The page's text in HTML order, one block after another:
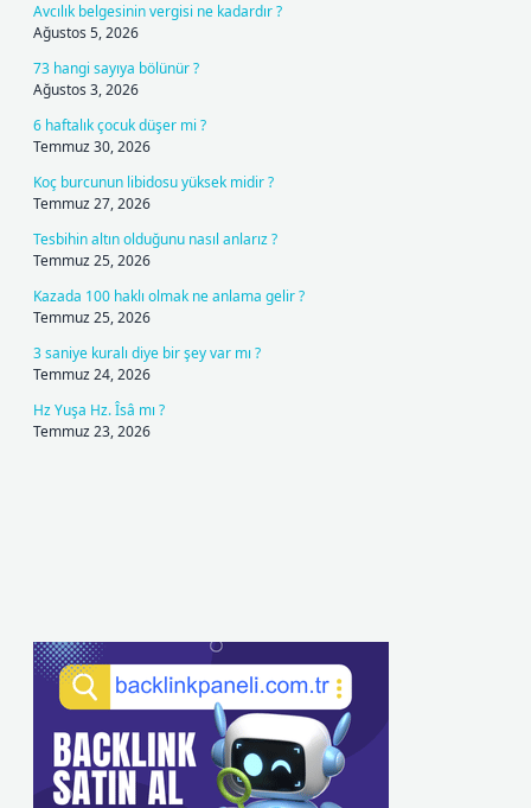
Avcılık belgesinin vergisi ne kadardır ?
Ağustos 5, 2026
73 hangi sayıya bölünür ?
Ağustos 3, 2026
6 haftalık çocuk düşer mi ?
Temmuz 30, 2026
Koç burcunun libidosu yüksek midir ?
Temmuz 27, 2026
Tesbihin altın olduğunu nasıl anlarız ?
Temmuz 25, 2026
Kazada 100 haklı olmak ne anlama gelir ?
Temmuz 25, 2026
3 saniye kuralı diye bir şey var mı ?
Temmuz 24, 2026
Hz Yuşa Hz. Îsâ mı ?
Temmuz 23, 2026